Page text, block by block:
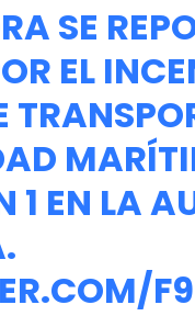
SE
EL
1 EN LA